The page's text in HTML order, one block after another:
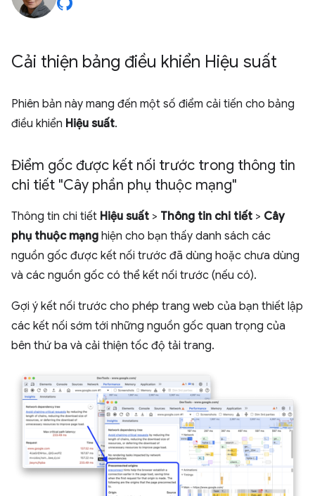
Cải thiện bảng điều khiển Hiệu suất
Phiên bản này mang đến một số điểm cải tiến cho bảng
điều khiển Hiệu suất.
Điểm gốc được kết nối trước trong thông tin
chi tiết "Cây phần phụ thuộc mạng"
Thông tin chi tiết Hiệu suất > Thông tin chi tiết > Cây
phụ thuộc mạng hiện cho bạn thấy danh sách các
nguồn gốc được kết nối trước đã dùng hoặc chưa dùng
và các nguồn gốc có thể kết nối trước (nếu có).
Gợi ý kết nối trước cho phép trang web của bạn thiết lập
các kết nối sớm tới những nguồn gốc quan trọng của
bên thứ ba và cải thiện tốc độ tải trang.